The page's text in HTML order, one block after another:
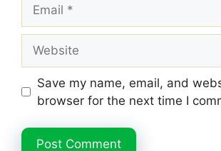
Save my name, email, and
browser for the next time I